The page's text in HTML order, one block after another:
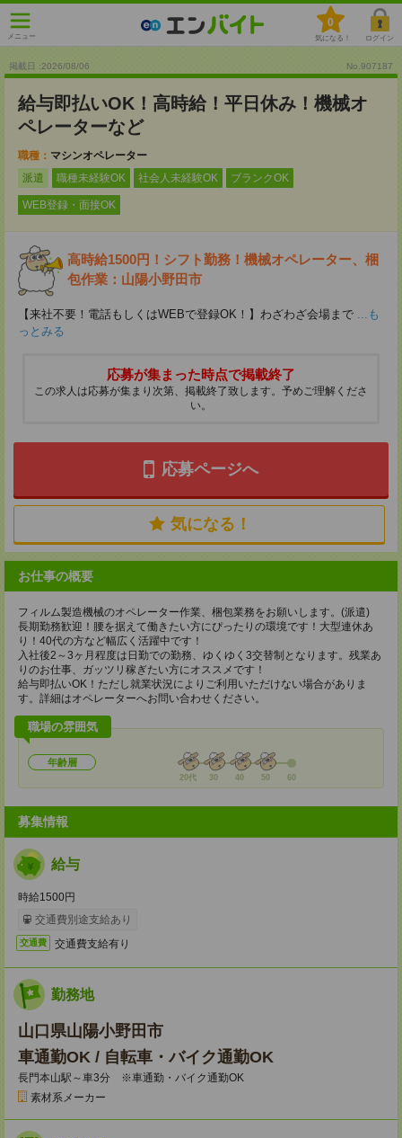
メニュー
0
気になる！ ログイン
掲載日 :2026/08/06 No.907187
給与即払いOK！高時給！平日休み！機械オ
ペレーターなど
職種： マシンオペレーター
派遣
職種未経験OK 社会人未経験OK ブランクOK
WEB登録・面接OK
高時給1500円！シフト勤務！機械オペレーター、梱
包作業：山陽小野田市
【来社不要！電話もしくはWEBで登録OK！】わざわざ会場まで ...も
っとみる
応募が集まった時点で掲載終了
この求人は応募が集まり次第、掲載終了致します。予めご理解くださ
い。
応募ページへ
気になる！
お仕事の概要
フィルム製造機械のオペレーター作業、梱包業務をお願いします。(派遣)
長期勤務歓迎！腰を据えて働きたい方にぴったりの環境です！大型連休あ
り！40代の方など幅広く活躍中です！
入社後2～3ヶ月程度は日勤での勤務、ゆくゆく3交替制となります。残業あ
りのお仕事、ガッツリ稼ぎたい方にオススメです！
給与即払いOK！ただし就業状況によりご利用いただけない場合がありま
す。詳細はオペレーターへお問い合わせください。
職場の雰囲気
年齢層
20代 30 40 50 60
募集情報
給与
時給1500円
交通費別途支給あり
交通費 交通費支給有り
勤務地
山口県山陽小野田市
車通勤OK / 自転車・バイク通勤OK
長門本山駅～車3分 ※車通勤・バイク通勤OK
素材系メーカー